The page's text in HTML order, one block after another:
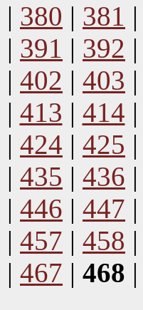
| 380 | 381
| 391 | 392
| 402 | 403
| 413 | 414
| 424 | 425
| 435 | 436
| 446 | 447
| 457 | 458
| 467 | 468